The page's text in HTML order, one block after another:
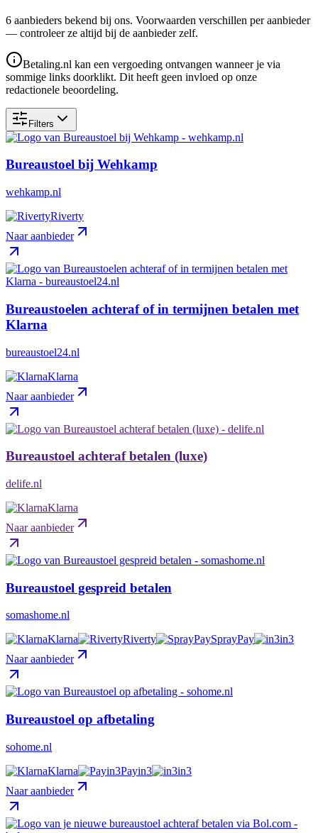
6 aanbieders bekend bij ons. Voorwaarden verschillen per aanbieder
— controleer ze altijd bij de aanbieder zelf.
Betaling.nl kan een vergoeding ontvangen wanneer je via
sommige links doorklikt. Dit heeft geen invloed op onze
redactionele beoordeling.
Filters
Bureaustoel bij Wehkamp
wehkamp.nl
Riverty
Naar aanbieder
Bureaustoelen achteraf of in termijnen betalen met
Klarna
bureaustoel24.nl
Klarna
Naar aanbieder
Bureaustoel achteraf betalen (luxe)
delife.nl
Klarna
Naar aanbieder
Bureaustoel gespreid betalen
somashome.nl
Klarna
Riverty SprayPay
in3
Naar aanbieder
Bureaustoel op afbetaling
sohome.nl
Klarna
Payin3
in3
Naar aanbieder